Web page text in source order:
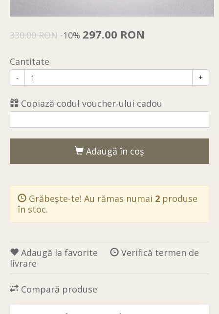
330.00 RON -10% 297.00 RON
Cantitate
- +
Copiază codul voucher-ului cadou
Adaugă în coş
Grăbește-te! Au rămas numai 2 produse
în stoc.
Adaugă la favorite
Verifică termen de
livrare
Compară produse